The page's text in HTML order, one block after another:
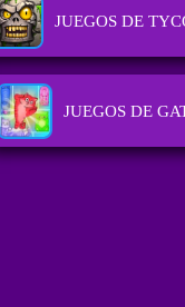
JUEGOS DE
JUEGOS DE